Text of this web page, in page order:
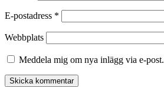
E-postadress *
Webbplats
Meddela mig om nya inlägg via e-post.